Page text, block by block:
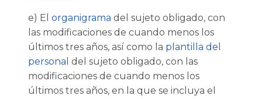
e) El organigrama del sujeto obligado, con
las modificaciones de cuando menos los
últimos tres años, así como la plantilla del
personal del sujeto obligado, con las
modificaciones de cuando menos los
últimos tres años, en la que se incluya el